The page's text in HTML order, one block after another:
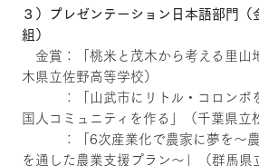
３）プレゼンテーション日本語部門（
組）
金賞：「桃米と茂木から考える里山
木県立佐野高等学校）
：「山武市にリトル・コロンボ
国人コミュニティを作る」（千葉県立
：「6次産業化で農家に夢を～農
を通した農業支援プラン～」（群馬県